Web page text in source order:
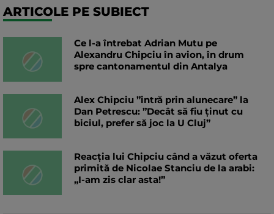
ARTICOLE PE SUBIECT
Ce l-a întrebat Adrian Mutu pe
Alexandru Chipciu în avion, în drum
spre cantonamentul din Antalya
Alex Chipciu ”intră prin alunecare” la
Dan Petrescu: ”Decât să fiu ținut cu
biciul, prefer să joc la U Cluj”
Reacția lui Chipciu când a văzut oferta
primită de Nicolae Stanciu de la arabi:
„I-am zis clar asta!”